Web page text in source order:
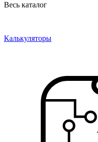
Весь каталог
Калькуляторы